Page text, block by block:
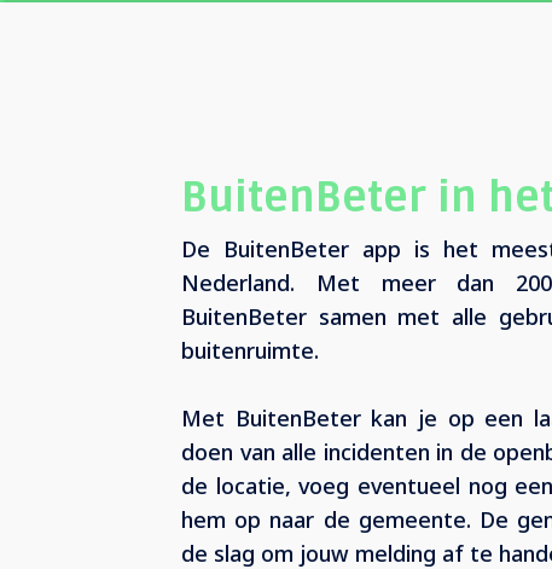
BuitenBeter in
De BuitenBeter app is het
Nederland. Met meer dan
BuitenBeter samen met alle
buitenruimte.
Met BuitenBeter kan je op een
doen van alle incidenten in de
de locatie, voeg eventueel nog
hem op naar de gemeente. De
de slag om jouw melding af te